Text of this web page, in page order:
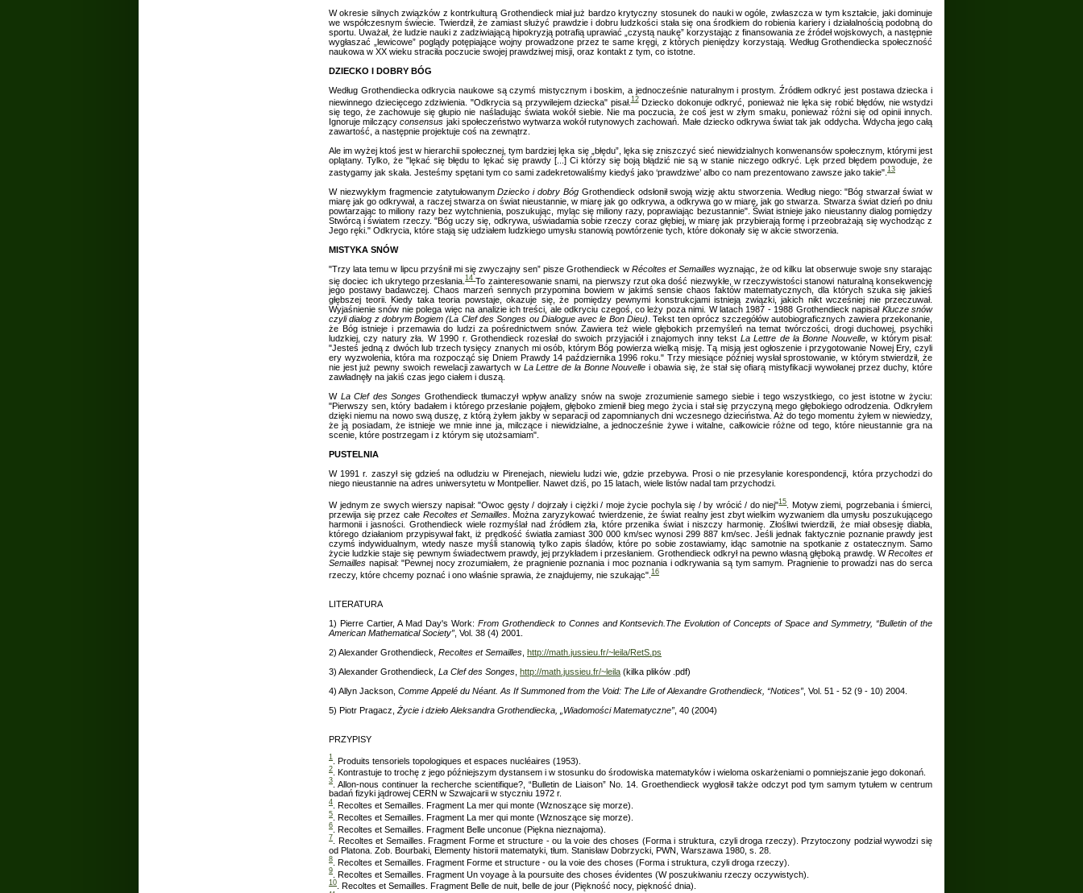
W okresie silnych związków z kontrkulturą Grothendieck miał już bardzo krytyczny stosunek do nauki w ogóle, zwłaszcza w tym kształcie, jaki dominuje
we współczesnym świecie. Twierdził, że zamiast służyć prawdzie i dobru ludzkości stała się ona środkiem do robienia kariery i działalnością podobną do
sportu. Uważał, że ludzie nauki z zadziwiającą hipokryzją potrafią uprawiać „czystą naukę” korzystając z finansowania ze źródeł wojskowych, a następnie
wygłaszać „lewicowe” poglądy potępiające wojny prowadzone przez te same kręgi, z których pieniędzy korzystają. Według Grothendiecka społeczność
naukowa w XX wieku straciła poczucie swojej prawdziwej misji, oraz kontakt z tym, co istotne.
DZIECKO I DOBRY BÓG
Według Grothendiecka odkrycia naukowe są czymś mistycznym i boskim, a jednocześnie naturalnym i prostym. Źródłem odkryć jest postawa dziecka i
niewinnego dziecięcego zdziwienia. "Odkrycia są przywilejem dziecka" pisał.12Dziecko dokonuje odkryć, ponieważ nie lęka się robić błędów, nie wstydzi
się tego, że zachowuje się głupio nie naśladując świata wokół siebie. Nie ma poczucia, że coś jest w złym smaku, ponieważ różni się od opinii innych.
Ignoruje milczącyconsensus jaki społeczeństwo wytwarza wokół rutynowych zachowań. Małe dziecko odkrywa świat tak jak oddycha. Wdycha jego całą
zawartość, a następnie projektuje coś na zewnątrz.
Ale im wyżej ktoś jest w hierarchii społecznej, tym bardziej lęka się „błędu”, lęka się zniszczyć sieć niewidzialnych konwenansów społecznym, którymi jest
oplątany. Tylko, że "lękać się błędu to lękać się prawdy [...] Ci którzy się boją błądzić nie są w stanie niczego odkryć. Lęk przed błędem powoduje, że
zastygamy jak skała. Jesteśmy spętani tym co sami zadekretowaliśmy kiedyś jako ‘prawdziwe’ albo co nam prezentowano zawsze jako takie". 13
W niezwykłym fragmencie zatytułowanymDziecko i dobry Bóg Grothendieck odsłonił swoją wizję aktu stworzenia. Według niego: "Bóg stwarzał świat w
miarę jak go odkrywał, a raczej stwarza on świat nieustannie, w miarę jak go odkrywa, a odkrywa go w miarę, jak go stwarza. Stwarza świat dzień po dniu
powtarzając to miliony razy bez wytchnienia, poszukując, myląc się miliony razy, poprawiając bezustannie". Świat istnieje jako nieustanny dialog pomiędzy
Stwórcą i światem rzeczy. "Bóg uczy się, odkrywa, uświadamia sobie rzeczy coraz głębiej, w miarę jak przybierają formę i przeobrażają się wychodząc z
Jego ręki." Odkrycia, które stają się udziałem ludzkiego umysłu stanowią powtórzenie tych, które dokonały się w akcie stworzenia.
MISTYKA SNÓW
"Trzy lata temu w lipcu przyśnił mi się zwyczajny sen” pisze Grothendieck w Récoltes et Semailleswyznając, że od kilku lat obserwuje swoje sny starając
się dociec ich ukrytego przesłania.14To zainteresowanie snami, na pierwszy rzut oka dość niezwykłe, w rzeczywistości stanowi naturalną konsekwencję
jego postawy badawczej. Chaos marzeń sennych przypomina bowiem w jakimś sensie chaos faktów matematycznych, dla których szuka się jakieś
głębszej teorii. Kiedy taka teoria powstaje, okazuje się, że pomiędzy pewnymi konstrukcjami istnieją związki, jakich nikt wcześniej nie przeczuwał.
Wyjaśnienie snów nie polega więc na analizie ich treści, ale odkryciu czegoś, co leży poza nimi. W latach 1987 - 1988 Grothendieck napisał Klucze snów
czyli dialog z dobrym Bogiem (La Clef des Songes ou Dialogue avec le Bon Dieu) . Tekst ten oprócz szczegółów autobiograficznych zawiera przekonanie,
że Bóg istnieje i przemawia do ludzi za pośrednictwem snów. Zawiera też wiele głębokich przemyśleń na temat twórczości, drogi duchowej, psychiki
ludzkiej, czy natury zła. W 1990 r. Grothendieck rozesłał do swoich przyjaciół i znajomych inny tekst La Lettre de la Bonne Nouvelle, w którym pisał:
"Jesteś jedną z dwóch lub trzech tysięcy znanych mi osób, którym Bóg powierza wielką misję. Tą misją jest ogłoszenie i przygotowanie Nowej Ery, czyli
ery wyzwolenia, która ma rozpocząć się Dniem Prawdy 14 października 1996 roku." Trzy miesiące później wysłał sprostowanie, w którym stwierdził, że
nie jest już pewny swoich rewelacji zawartych w La Lettre de la Bonne Nouvelle i obawia się, że stał się ofiarą mistyfikacji wywołanej przez duchy, które
zawładnęły na jakiś czas jego ciałem i duszą.
W La Clef des Songes Grothendieck tłumaczył wpływ analizy snów na swoje zrozumienie samego siebie i tego wszystkiego, co jest istotne w życiu:
"Pierwszy sen, który badałem i którego przesłanie pojąłem, głęboko zmienił bieg mego życia i stał się przyczyną mego głębokiego odrodzenia. Odkryłem
dzięki niemu na nowo swą duszę, z którą żyłem jakby w separacji od zapomnianych dni wczesnego dzieciństwa. Aż do tego momentu żyłem w niewiedzy,
że ją posiadam, że istnieje we mnie inne ja, milczące i niewidzialne, a jednocześnie żywe i witalne, całkowicie różne od tego, które nieustannie gra na
scenie, które postrzegam i z którym się utożsamiam".
PUSTELNIA
W 1991 r. zaszył się gdzieś na odludziu w Pirenejach, niewielu ludzi wie, gdzie przebywa. Prosi o nie przesyłanie korespondencji, która przychodzi do
niego nieustannie na adres uniwersytetu w Montpellier. Nawet dziś, po 15 latach, wiele listów nadal tam przychodzi.
W jednym ze swych wierszy napisał: "Owoc gęsty / dojrzały i ciężki / moje życie pochyla się / by wrócić / do niej"15. Motyw ziemi, pogrzebania i śmierci,
przewija się przez całe Recoltes et Semailles. Można zaryzykować twierdzenie, że świat realny jest zbyt wielkim wyzwaniem dla umysłu poszukującego
harmonii i jasności. Grothendieck wiele rozmyślał nad źródłem zła, które przenika świat i niszczy harmonię. Złośliwi twierdzili, że miał obsesję diabła,
którego działaniom przypisywał fakt, iż prędkość światła zamiast 300 000 km/sec wynosi 299 887 km/sec. Jeśli jednak faktycznie poznanie prawdy jest
czymś indywidualnym, wtedy nasze myśli stanowią tylko zapis śladów, które po sobie zostawiamy, idąc samotnie na spotkanie z ostatecznym. Samo
życie ludzkie staje się pewnym świadectwem prawdy, jej przykładem i przesłaniem. Grothendieck odkrył na pewno własną głęboką prawdę. WRecoltes et
Semailles napisał: "Pewnej nocy zrozumiałem, że pragnienie poznania i moc poznania i odkrywania są tym samym. Pragnienie to prowadzi nas do serca
rzeczy, które chcemy poznać i ono właśnie sprawia, że znajdujemy, nie szukając". 16
LITERATURA
1) Pierre Cartier, A Mad Day's Work: From Grothendieck to Connes and Kontsevich.The Evolution of Concepts of Space and Symmetry, “Bulletin of the
American Mathematical Society” , Vol. 38 (4) 2001.
2) Alexander Grothendieck, Recoltes et Semailles http://math.jussieu.fr/~leila/RetS.ps
3) Alexander Grothendieck, La Clef des Songes http://math.jussieu.fr/~leila (kilka plików .pdf)
4) Allyn Jackson, Comme Appelé du Néant. As If Summoned from the Void: The Life of Alexandre Grothendieck, “Notices” , Vol. 51 - 52 (9 - 10) 2004.
5) Piotr Pragacz, Życie i dzieło Aleksandra Grothendiecka, „Wiadomości Matematyczne” , 40 (2004)
PRZYPISY
1 . Produits tensoriels topologiques et espaces nucléaires (1953).
2 . Kontrastuje to trochę z jego późniejszym dystansem i w stosunku do środowiska matematyków i wieloma oskarżeniami o pomniejszanie jego dokonań.
3 . Allon-nous continuer la recherche scientifique?, “Bulletin de Liaison” No. 14. Groethendieck wygłosił także odczyt pod tym samym tytułem w centrum
badań fizyki jądrowej CERN w Szwajcarii w styczniu 1972 r.
4 . Recoltes et Semailles. Fragment La mer qui monte (Wznoszące się morze).
5 . Recoltes et Semailles. Fragment La mer qui monte (Wznoszące się morze).
6 . Recoltes et Semailles. Fragment Belle unconue (Piękna nieznajoma).
7 . Recoltes et Semailles. Fragment Forme et structure - ou la voie des choses (Forma i struktura, czyli droga rzeczy). Przytoczony podział wywodzi się
od Platona. Zob. Bourbaki, Elementy historii matematyki, tłum. Stanisław Dobrzycki, PWN, Warszawa 1980, s. 28.
8 . Recoltes et Semailles. Fragment Forme et structure - ou la voie des choses (Forma i struktura, czyli droga rzeczy).
9 . Recoltes et Semailles. Fragment Un voyage à la poursuite des choses évidentes (W poszukiwaniu rzeczy oczywistych).
10 . Recoltes et Semailles. Fragment Belle de nuit, belle de jour (Piękność nocy, piękność dnia).